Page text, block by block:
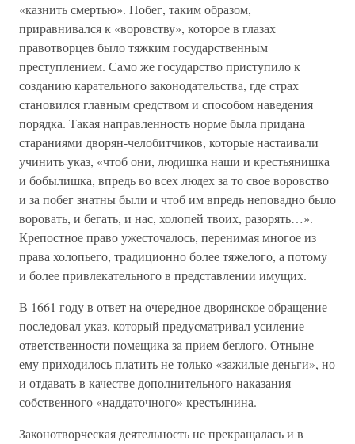
«казнить смертью». Побег, таким образом,
приравнивался к «воровству», которое в глазах
правотворцев было тяжким государственным
преступлением. Само же государство приступило к
созданию карательного законодательства, где страх
становился главным средством и способом наведения
порядка. Такая направленность норме была придана
стараниями дворян-челобитчиков, которые настаивали
учинить указ, «чтоб они, людишка наши и крестьянишка
и бобылишка, впредь во всех людех за то свое воровство
и за побег знатны были и чтоб им впредь неповадно было
воровать, и бегать, и нас, холопей твоих, разорять…».
Крепостное право ужесточалось, перенимая многое из
права холопьего, традиционно более тяжелого, а потому
и более привлекательного в представлении имущих.
В 1661 году в ответ на очередное дворянское обращение
последовал указ, который предусматривал усиление
ответственности помещика за прием беглого. Отныне
ему приходилось платить не только «зажилые деньги», но
и отдавать в качестве дополнительного наказания
собственного «наддаточного» крестьянина.
Законотворческая деятельность не прекращалась и в